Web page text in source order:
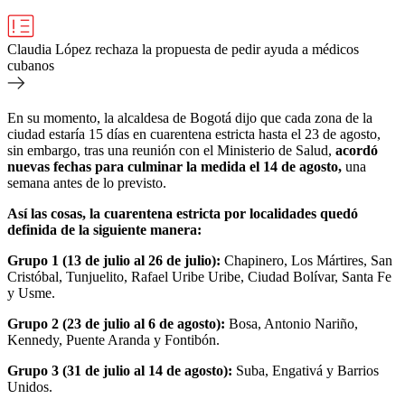
Claudia López rechaza la propuesta de pedir ayuda a médicos
cubanos
En su momento, la alcaldesa de Bogotá dijo que cada zona de la
ciudad estaría 15 días en cuarentena estricta hasta el 23 de agosto,
sin embargo, tras una reunión con el Ministerio de Salud, acordó
nuevas fechas para culminar la medida el 14 de agosto, una
semana antes de lo previsto.
Así las cosas, la cuarentena estricta por localidades quedó
definida de la siguiente manera:
Grupo 1 (13 de julio al 26 de julio): Chapinero, Los Mártires, San
Cristóbal, Tunjuelito, Rafael Uribe Uribe, Ciudad Bolívar, Santa Fe
y Usme.
Grupo 2 (23 de julio al 6 de agosto): Bosa, Antonio Nariño,
Kennedy, Puente Aranda y Fontibón.
Grupo 3 (31 de julio al 14 de agosto): Suba, Engativá y Barrios
Unidos.